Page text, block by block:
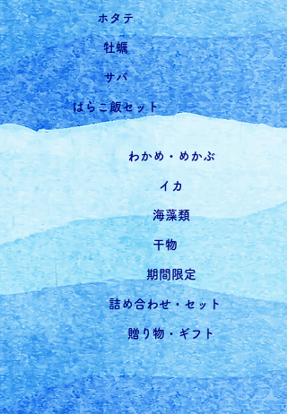
ホタテ
牡蠣
サバ
はらこ飯セット
わかめ・めかぶ
イカ
海藻類
干物
期間限定
詰め合わせ・セット
贈り物・ギフト